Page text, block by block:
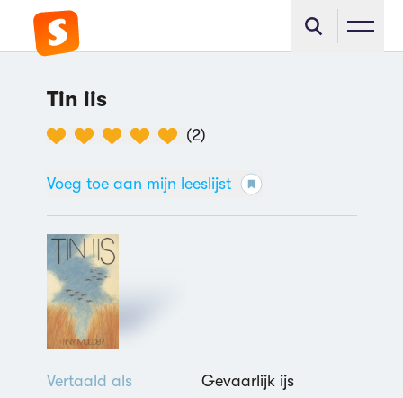
Tin iis
(2)
Voeg toe aan mijn leeslijst
Vertaald als
Gevaarlijk ijs